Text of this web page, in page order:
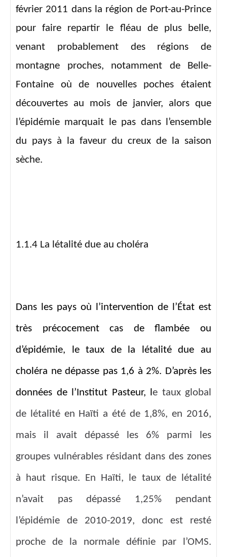
février 2011 dans la région de Port-au-Prince
pour faire repartir le fléau de plus belle,
venant probablement des régions de
montagne proches, notamment de Belle-
Fontaine où de nouvelles poches étaient
découvertes au mois de janvier, alors que
l’épidémie marquait le pas dans l’ensemble
du pays à la faveur du creux de la saison
sèche.
1.1.4 La létalité due au choléra
Dans les pays où l’intervention de l’État est
très précocement cas de flambée ou
d’épidémie, le taux de la létalité due au
choléra ne dépasse pas 1,6 à 2%. D’après les
données de l’Institut Pasteur, l e taux global
de létalité en Haïti a été de 1,8%, en 2016,
mais il avait dépassé les 6% parmi les
groupes vulnérables résidant dans des zones
à haut risque. En Haïti, le taux de létalité
n’avait pas dépassé 1,25% pendant
l’épidémie de 2010-2019, donc est resté
proche de la normale définie par l’OMS.